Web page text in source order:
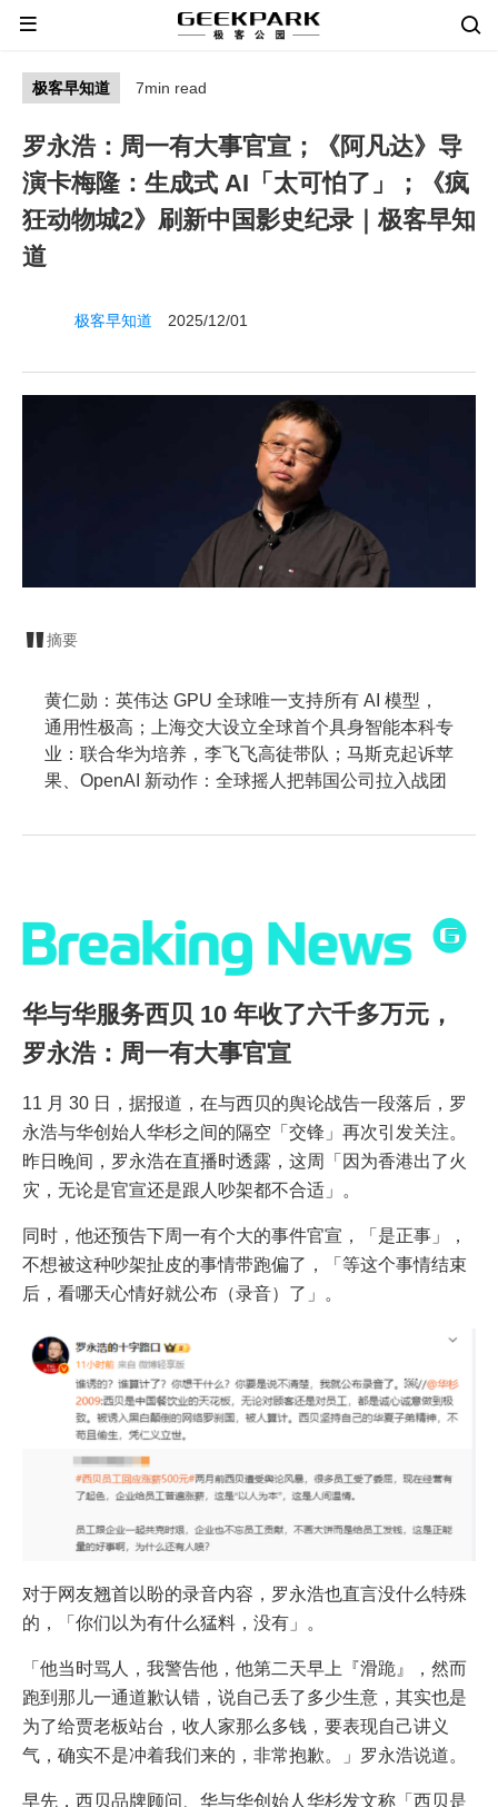
极客早知道 7min read
罗永浩：周一有大事官宣；《阿凡达》导
演卡梅隆：生成式 AI「太可怕了」；《疯
狂动物城2》刷新中国影史纪录｜极客早知
道
极客早知道 2025/12/01
摘要
黄仁勋：英伟达 GPU 全球唯一支持所有 AI 模型，
通用性极高；上海交大设立全球首个具身智能本科专
业：联合华为培养，李飞飞高徒带队；马斯克起诉苹
果、OpenAI 新动作：全球摇人把韩国公司拉入战团
华与华服务西贝 10 年收了六千多万元，
罗永浩：周一有大事官宣
11 月 30 日，据报道，在与西贝的舆论战告一段落后，罗
永浩与华创始人华杉之间的隔空「交锋」再次引发关注。
昨日晚间，罗永浩在直播时透露，这周「因为香港出了火
灾，无论是官宣还是跟人吵架都不合适」。
同时，他还预告下周一有个大的事件官宣，「是正事」，
不想被这种吵架扯皮的事情带跑偏了，「等这个事情结束
后，看哪天心情好就公布（录音）了」。
对于网友翘首以盼的录音内容，罗永浩也直言没什么特殊
的，「你们以为有什么猛料，没有」。
「他当时骂人，我警告他，他第二天早上『滑跪』，然而
跑到那儿一通道歉认错，说自己丢了多少生意，其实也是
为了给贾老板站台，收人家那么多钱，要表现自己讲义
气，确实不是冲着我们来的，非常抱歉。」罗永浩说道。
早先，西贝品牌顾问、华与华创始人华杉发文称「西贝是